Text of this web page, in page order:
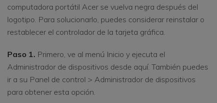
computadora portátil Acer se vuelva negra después del
logotipo. Para solucionarlo, puedes considerar reinstalar o
restablecer el controlador de la tarjeta gráfica.
Paso 1. Primero, ve al menú Inicio y ejecuta el
Administrador de dispositivos desde aquí. También puedes
ir a su Panel de control > Administrador de dispositivos
para obtener esta opción.